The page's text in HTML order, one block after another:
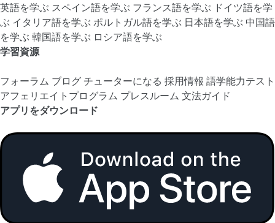
英語を学ぶ スペイン語を学ぶ フランス語を学ぶ ドイツ語を学
ぶ イタリア語を学ぶ ポルトガル語を学ぶ 日本語を学ぶ 中国語
を学ぶ 韓国語を学ぶ ロシア語を学ぶ
学習資源
フォーラム ブログチューターになる 採用情報 語学能力テスト
アフェリエイトプログラム プレスルーム 文法ガイド
アプリをダウンロード